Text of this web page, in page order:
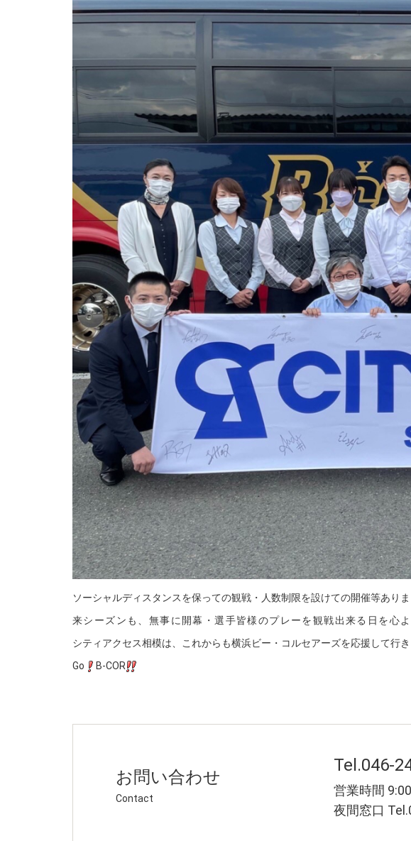
ソーシャルディスタンスを保っての観戦・人数制限を設けての開催等あり
来シーズンも、無事に開幕・選手皆様のプレーを観戦出来る日を心
シティアクセス相模は、これからも横浜ビー・コルセアーズを応援して行
Go
B-COR
お問い合わせ
Contact
Tel.046-
営業時間
夜間窓口